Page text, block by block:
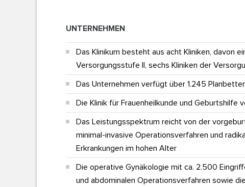
UNTERNEHMEN
Das Klinikum besteht aus acht Kliniken, davon
Versorgungsstufe II, sechs Kliniken der
Das Unternehmen verfügt über 1.245
Die Klinik für Frauenheilkunde und
Das Leistungsspektrum reicht von der
minimal-invasive Operationsverfahren und
Erkrankungen im hohen Alter
Die operative Gynäkologie mit ca. 2.500
und abdominalen Operationsverfahren sowie
Business Excellence ...